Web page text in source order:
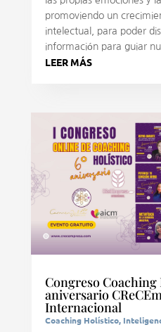
promoviendo un
intelectual, para poder
información para guiar
LEER MÁS
Congreso
aniversario
Internacional
Coaching Holístico,